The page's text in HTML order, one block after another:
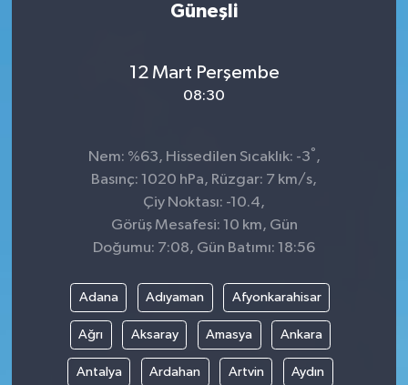
Güneşli
12 Mart Perşembe
08:30
Nem: %63, Hissedilen Sıcaklık: -3°,
Basınç: 1020 hPa, Rüzgar: 7 km/s,
Çiy Noktası: -10.4,
Görüş Mesafesi: 10 km, Gün
Doğumu: 7:08, Gün Batımı: 18:56
Adana Adıyaman Afyonkarahisar
Ağrı Aksaray Amasya Ankara
Antalya Ardahan Artvin Aydın